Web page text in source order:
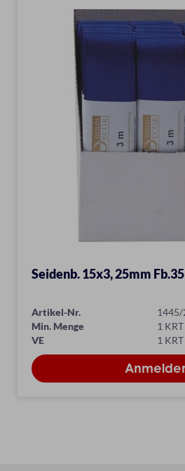
Seidenb. 15x3, 25mm Fb.35
Artikel-Nr.
1445/
Min. Menge
1 KRT
VE
1 KRT